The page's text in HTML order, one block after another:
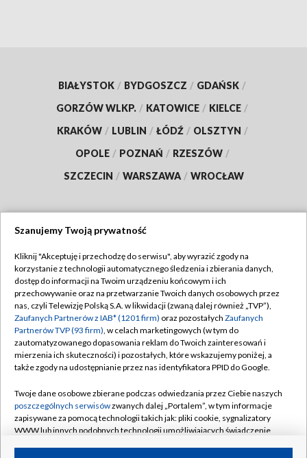
BIAŁYSTOK / BYDGOSZCZ / GDAŃSK /
GORZÓW WLKP. / KATOWICE / KIELCE /
KRAKÓW / LUBLIN / ŁÓDŹ / OLSZTYN /
OPOLE / POZNAŃ / RZESZÓW /
SZCZECIN / WARSZAWA / WROCŁAW
TVP
Abonament TVP
Emisja w TVP
Centrum informacji TVP
Naziemna Telewizja Cyfrowa
Rada Programowa
System NOS
Informacje o nadawcy
Regulamin TVP
Polityka prywatności
Moje zgody
Pomoc
Kontakt
Kanały
Szanujemy Twoją prywatność
Kliknij "Akceptuję i przechodzę do serwisu", aby wyrazić zgody na
korzystanie z technologii automatycznego śledzenia i zbierania danych,
dostęp do informacji na Twoim urządzeniu końcowym i ich
przechowywanie oraz na przetwarzanie Twoich danych osobowych przez
nas, czyli Telewizję Polską S.A. w likwidacji (zwaną dalej również „TVP”),
Zaufanych Partnerów z IAB* (1201 firm) oraz pozostałych Zaufanych
Partnerów TVP (93 firm), w celach marketingowych (w tym do
zautomatyzowanego dopasowania reklam do Twoich zainteresowań i
mierzenia ich skuteczności) i pozostałych, które wskazujemy poniżej, a
także zgody na udostępnianie przez nas identyfikatora PPID do Google.
Twoje dane osobowe zbierane podczas odwiedzania przez Ciebie naszych
poszczególnych serwisówzwanych dalej „Portalem”, w tym informacje
zapisywane za pomocą technologii takich jak: pliki cookie, sygnalizatory
WWW lub innych podobnych technologii umożliwiających świadczenie